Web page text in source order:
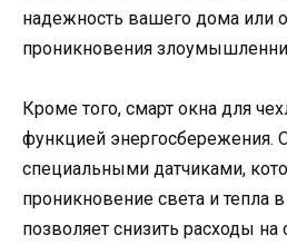
надежность вашего дома или
проникновения
Кроме того, смарт окна для
функцией энергосбережения.
специальными датчиками,
проникновение света и тепла
позволяет снизить расходы на